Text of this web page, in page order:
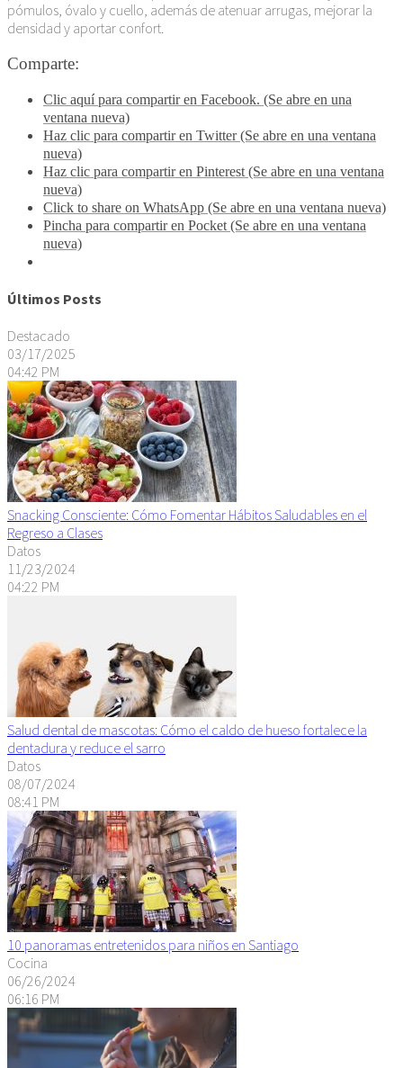
pómulos, óvalo y cuello, además de atenuar arrugas, mejorar la
densidad y aportar confort.
Comparte:
Clic aquí para compartir en Facebook. (Se abre en una
ventana nueva)
Haz clic para compartir en Twitter (Se abre en una ventana
nueva)
Haz clic para compartir en Pinterest (Se abre en una ventana
nueva)
Click to share on WhatsApp (Se abre en una ventana nueva)
Pincha para compartir en Pocket (Se abre en una ventana
nueva)
Últimos Posts
Destacado
03/17/2025
04:42 PM
Snacking Consciente: Cómo Fomentar Hábitos Saludables en el
Regreso a Clases
Datos
11/23/2024
04:22 PM
Salud dental de mascotas: Cómo el caldo de hueso fortalece la
dentadura y reduce el sarro
Datos
08/07/2024
08:41 PM
10 panoramas entretenidos para niños en Santiago
Cocina
06/26/2024
06:16 PM